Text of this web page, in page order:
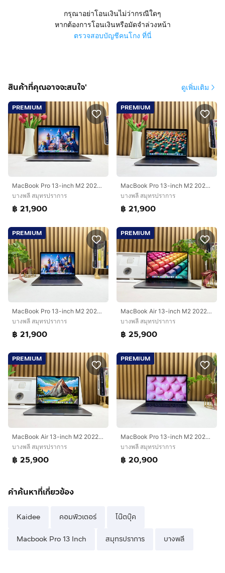
กรุณาอย่าโอนเงินไม่ว่ากรณีใดๆ
หากต้องการโอนเงินหรือมัดจำล่วงหน้า
ตรวจสอบบัญชีคนโกง ที่นี่
สินค้าที่คุณอาจจะสนใจ' ดูเพิ่มเติม
PREMIUM
MacBook Pro 13-inch M2 2022 Ram8GB SSD512GB Space Gray
บางพลี สมุทรปราการ
฿ 21,900
PREMIUM
MacBook Pro 13-inch M2 2022 Ram8GB SSD512GB Space Gray
บางพลี สมุทรปราการ
฿ 21,900
PREMIUM
MacBook Pro 13-inch M2 2022 Ram8GB SSD512GB Space Gray
บางพลี สมุทรปราการ
฿ 21,900
PREMIUM
MacBook Air 13-inch M2 2022 Ram8GB SSD512GB Space Gray
บางพลี สมุทรปราการ
฿ 25,900
PREMIUM
MacBook Air 13-inch M2 2022 Ram8GB SSD512GB Space Gray
บางพลี สมุทรปราการ
฿ 25,900
PREMIUM
MacBook Pro 13-inch M2 2022 Ram8GB SSD256GB Space Gray
บางพลี สมุทรปราการ
฿ 20,900
คำค้นหาที่เกี่ยวข้อง
Kaidee คอมพิวเตอร์ โน๊ตบุ๊ค
Macbook Pro 13 Inch สมุทรปราการ บางพลี